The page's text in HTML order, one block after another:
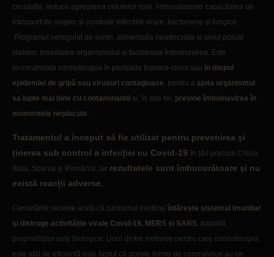
circulația, reduce agregarea celulelor rosii. imbunatateste capacitatea de
transport de oxigen și combate infectiile virale, bacteriene și fungice.
Programul neregulat de somn, alimentatia neadecvata si aerul poluat
slabesc imunitatea organismului si faciliteaza îmbolnavirea. Este
recomandata ozonoterapia în perioada toamna-iarna sau în timpul
epidemiei de gripă sau virusuri contagioase, pentru a ajuta organismul
sa lupte mai bine cu contaminantii si, în asa fel, previne îmbolnavirea în
momentele neplacute.
Tratamentul a început să fie utilizat pentru prevenirea și
ținerea sub control a infecției cu Covid-19 în țări precum China,
Italia, Spania și România, iar rezultatele sunt îmbucurătoare și nu
există reacții adverse.
Cercetările recente arată că ozononul medical întărește sistemul imunitar
și distruge activitățile virale Covid-19, MERS și SARS, datorită
proprietăților sale biologice. Unul dintre motivele pentru care ozonoterapia
este atât de eficientă este faptul că acește forme de coronavirus au un